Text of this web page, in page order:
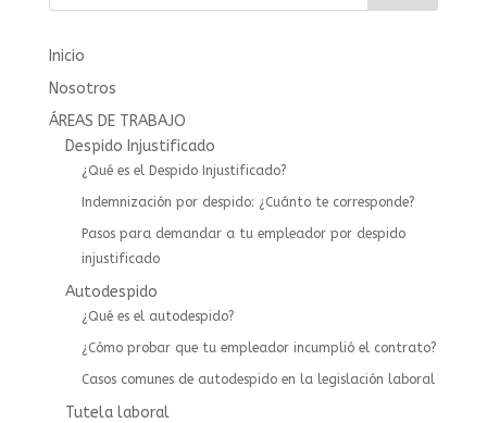
Inicio
Nosotros
ÁREAS DE TRABAJO
Despido Injustificado
¿Qué es el Despido Injustificado?
Indemnización por despido: ¿Cuánto te corresponde?
Pasos para demandar a tu empleador por despido
injustificado
Autodespido
¿Qué es el autodespido?
¿Cómo probar que tu empleador incumplió el contrato?
Casos comunes de autodespido en la legislación laboral
Tutela laboral